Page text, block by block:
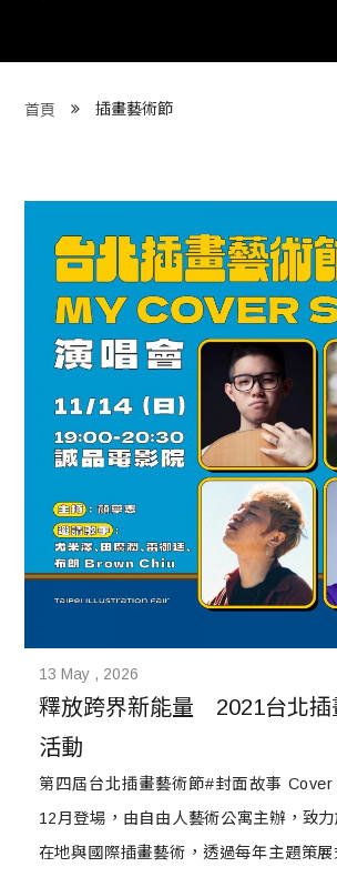
們 About DFUN
藏 Cover Archives
團 Square Rich
們 Contact Us
首頁 插畫藝術節
13 May , 2026
釋放跨界新能量　2021台北
活動
第四屆台北插畫藝術節#封面故事
12月登場，由自由人藝術公寓主辦，致
在地與國際插畫藝術，透過每年主題策展